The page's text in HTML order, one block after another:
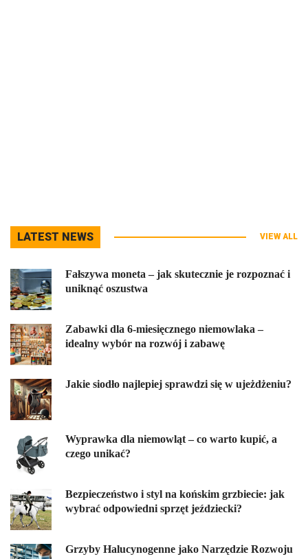
LATEST NEWS VIEW ALL
Fałszywa moneta – jak skutecznie je rozpoznać i
uniknąć oszustwa
Zabawki dla 6-miesięcznego niemowlaka –
idealny wybór na rozwój i zabawę
Jakie siodło najlepiej sprawdzi się w ujeżdżeniu?
Wyprawka dla niemowląt – co warto kupić, a
czego unikać?
Bezpieczeństwo i styl na końskim grzbiecie: jak
wybrać odpowiedni sprzęt jeździecki?
Grzyby Halucynogenne jako Narzędzie Rozwoju